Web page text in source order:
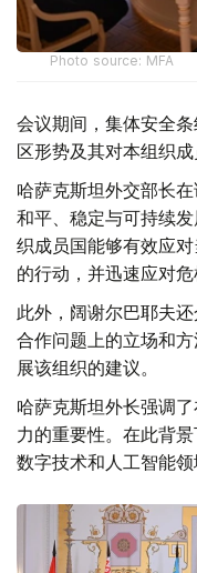
Photo source: MFA
会议期间，集体安全
区形势及其对本组织
哈萨克斯坦外交部长
和平、稳定与可持续
织成员国能够有效应
的行动，并迅速应对危
此外，阔谢尔巴耶夫
合作问题上的立场和
展该组织的建议。
哈萨克斯坦外长强调
力的重要性。在此背
数字技术和人工智能领